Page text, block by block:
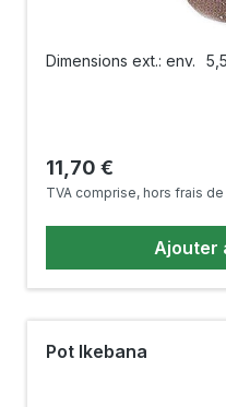
Dimensions ext.: env.
Prix régulier :
11,70 €
TVA comprise, hors frais
Ajouter
Pot Ikebana